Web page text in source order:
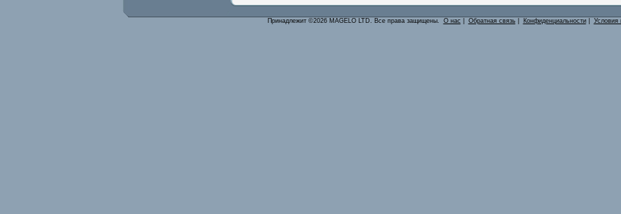
Принадлежит ©2026 MAGELO LTD. Все права защищены. О нас Обратная связь| Конфиденциальности| Условия